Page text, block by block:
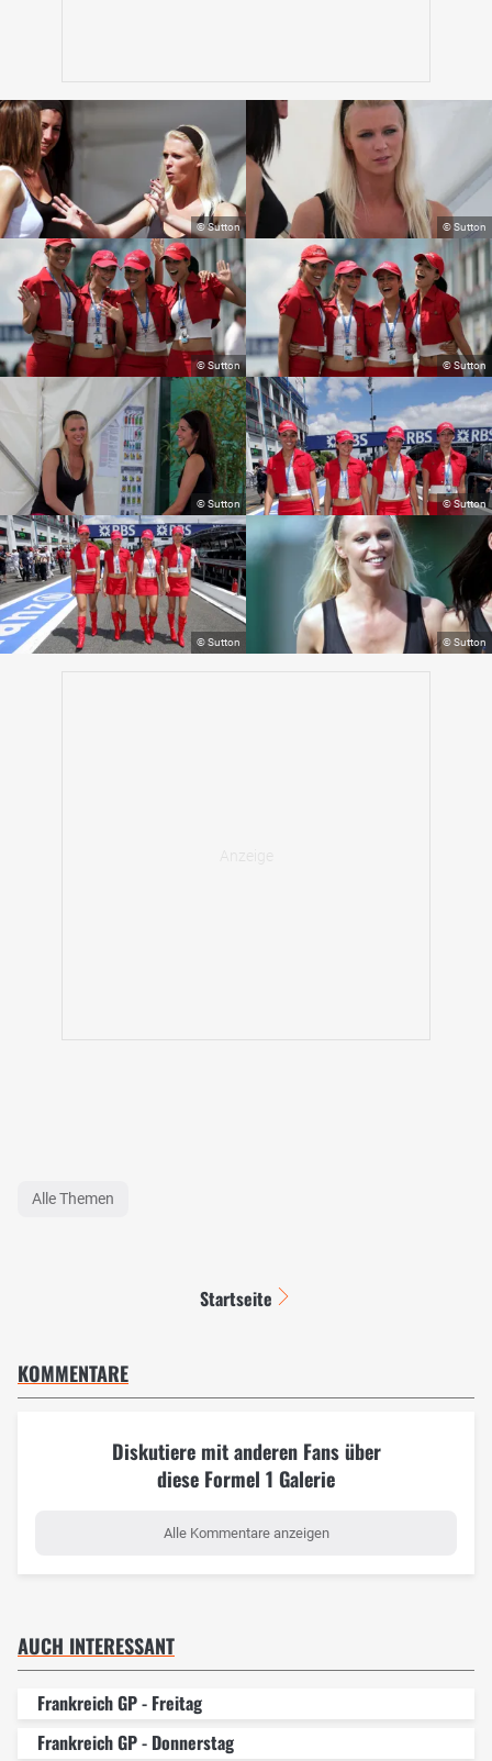
Alle Themen
Startseite
KOMMENTARE
Diskutiere mit anderen Fans über
diese Formel 1 Galerie
Alle Kommentare anzeigen
AUCH INTERESSANT
Frankreich GP - Freitag
Frankreich GP - Donnerstag